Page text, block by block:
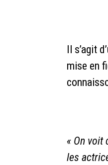
Il s’agit
mise en
« On voit
les